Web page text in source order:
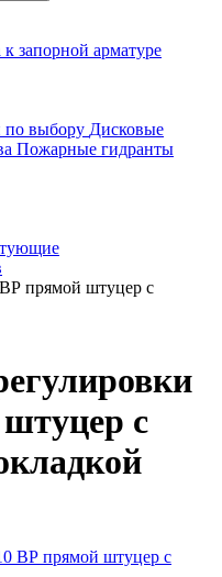
запорной арматуре
по выбору Дисковые
Пожарные гидранты
прямой штуцер с
с